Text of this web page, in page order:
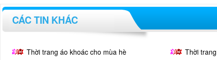
CÁC TIN KHÁC
Thời trang áo khoác cho mùa hè
Thời